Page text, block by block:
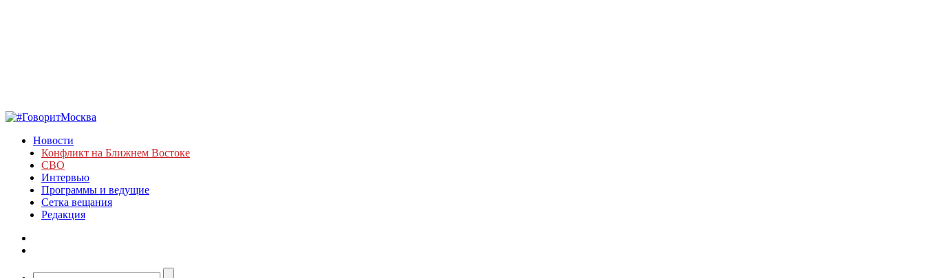
Новости
Конфликт на Ближнем Востоке
СВО
Интервью
Программы и ведущие
Сетка вещания
Редакция